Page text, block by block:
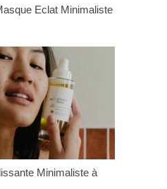
Eclat Minimaliste
Minimaliste à